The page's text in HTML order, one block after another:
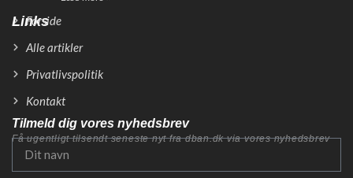
Links
Forside
Alle artikler
Privatlivspolitik
Kontakt
Tilmeld dig vores nyhedsbrev
Få ugentligt tilsendt seneste nyt fra dban.dk via vores nyhedsbrev